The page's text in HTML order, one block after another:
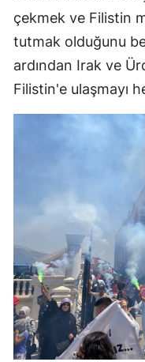
çekmek ve Filistin
tutmak olduğunu
ardından Irak ve
Filistin'e ulaşmayı